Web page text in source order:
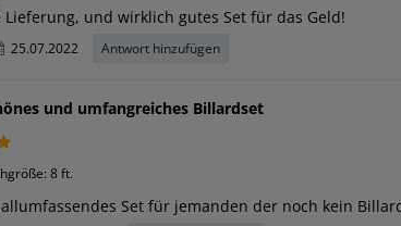
Lieferung, und wirklich gutes Set für das Geld!
25.07.2022 Antwort hinzufügen
und umfangreiches Billardset
8 ft.
Set für jemanden der noch kein